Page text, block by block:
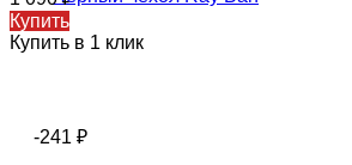
Купить
Купить в 1 клик
-241 ₽